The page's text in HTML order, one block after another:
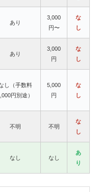
あり
3,000
円〜
な
し
あり
3,000
円
な
し
し（手数料
円別途）
5,000
円
な
し
不明 不明
な
し
なし なし
あ
り